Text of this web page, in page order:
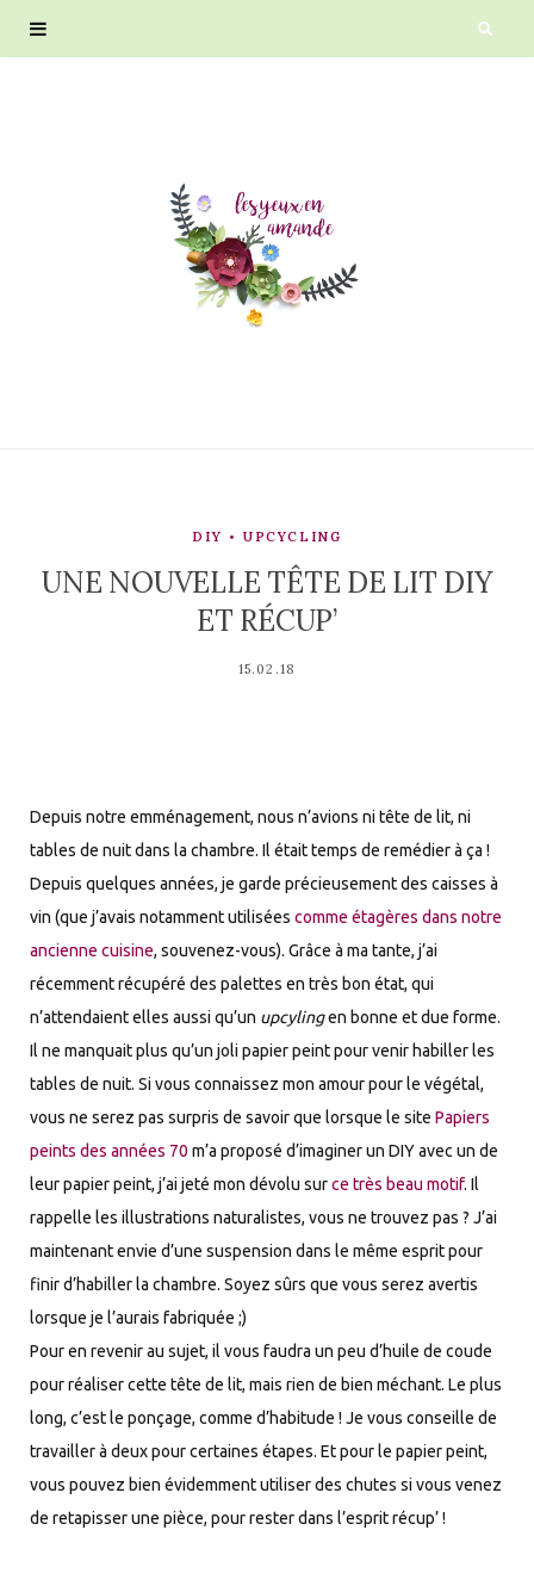
DIY UPCYCLING
UNE NOUVELLE TÊTE DE LIT DIY
ET RÉCUP’
15.02.18
Depuis notre emménagement, nous n’avions ni tête de lit, ni
tables de nuit dans la chambre. Il était temps de remédier à ça !
Depuis quelques années, je garde précieusement des caisses à
vin (que j’avais notamment utilisées comme étagères dans notre
ancienne cuisine, souvenez-vous). Grâce à ma tante, j’ai
récemment récupéré des palettes en très bon état, qui
n’attendaient elles aussi qu’un upcylingen bonne et due forme.
Il ne manquait plus qu’un joli papier peint pour venir habiller les
tables de nuit. Si vous connaissez mon amour pour le végétal,
vous ne serez pas surpris de savoir que lorsque le site Papiers
peints des années 70 m’a proposé d’imaginer un DIY avec un de
leur papier peint, j’ai jeté mon dévolu surce très beau motif. Il
rappelle les illustrations naturalistes, vous ne trouvez pas ? J’ai
maintenant envie d’une suspension dans le même esprit pour
finir d’habiller la chambre. Soyez sûrs que vous serez avertis
lorsque je l’aurais fabriquée ;)
Pour en revenir au sujet, il vous faudra un peu d’huile de coude
pour réaliser cette tête de lit, mais rien de bien méchant. Le plus
long, c’est le ponçage, comme d’habitude ! Je vous conseille de
travailler à deux pour certaines étapes. Et pour le papier peint,
vous pouvez bien évidemment utiliser des chutes si vous venez
de retapisser une pièce, pour rester dans l’esprit récup’ !